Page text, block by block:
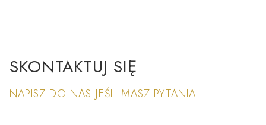
SKONTAKTUJ SIĘ
NAPISZ DO NAS JEŚLI MASZ PYTANIA